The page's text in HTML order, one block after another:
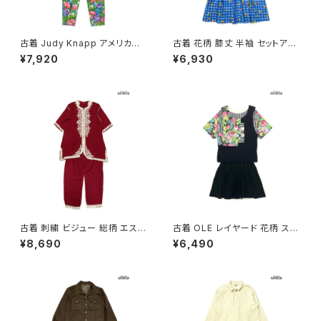
古着 Judy Knapp アメリカ製
花柄 コットン ロング丈 ノースリ
ーブ セットアップ 緑 (otu2605
¥7,920
古着 花柄 膝丈 半袖 セットアッ
プ 青 (oa2607082)
¥6,930
古着 刺繍 ビジュー 総柄 エスニ
ック柄 ロング丈 半袖 セットアッ
プ 赤 (otu2604101)
¥8,690
古着 OLE レイヤード 花柄 スト
ライプ柄 コットン ミニ丈 ノース
リーブ 半袖 セットアップ 黒 白
¥6,490